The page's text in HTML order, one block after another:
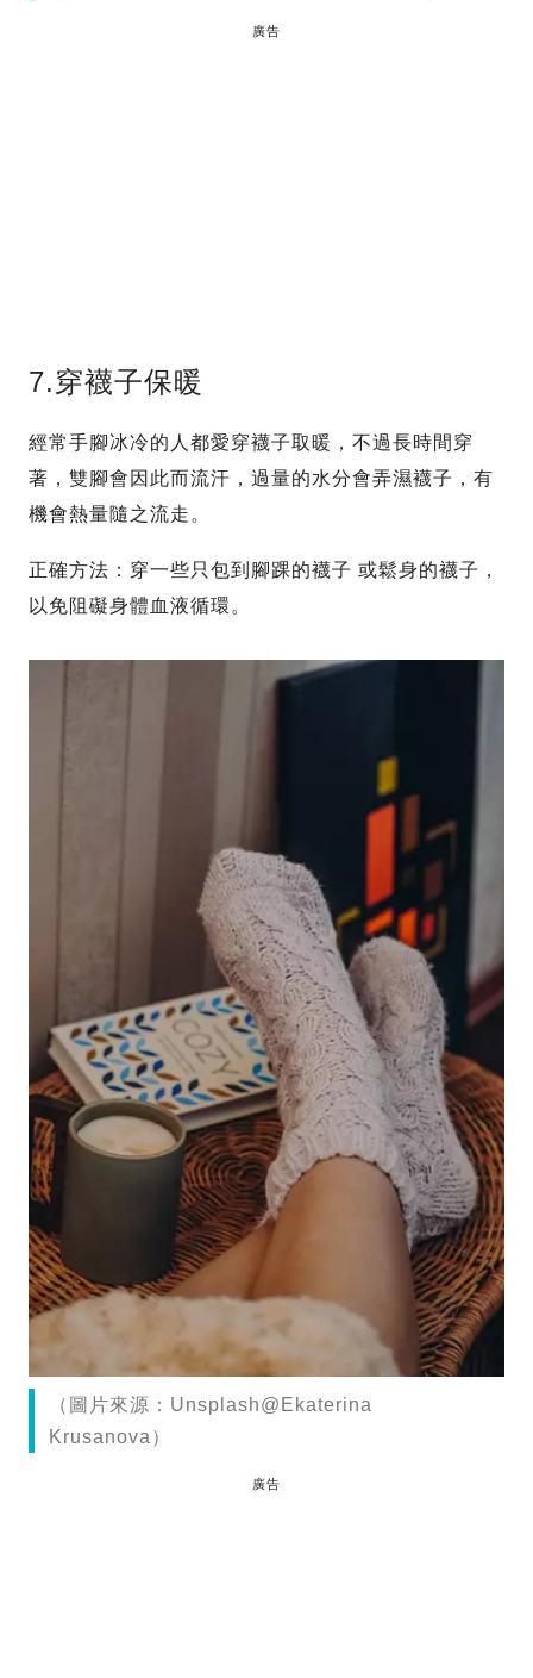
廣告
7.穿襪子保暖
經常手腳冰冷的人都愛穿襪子取暖，不過長時間穿
著，雙腳會因此而流汗，過量的水分會弄濕襪子，有
機會熱量隨之流走。
正確方法：穿一些只包到腳踝的襪子 或鬆身的襪子，
以免阻礙身體血液循環。
（圖片來源：Unsplash@Ekaterina
Krusanova）
廣告